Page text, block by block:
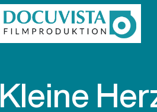
Kleine